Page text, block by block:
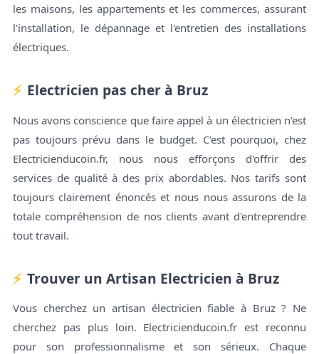
les maisons, les appartements et les commerces, assurant
l’installation, le dépannage et l'entretien des installations
électriques.
Electricien pas cher à Bruz
Nous avons conscience que faire appel à un électricien n'est
pas toujours prévu dans le budget. C'est pourquoi, chez
Electricienducoin.fr, nous nous efforçons d'offrir des
services de qualité à des prix abordables. Nos tarifs sont
toujours clairement énoncés et nous nous assurons de la
totale compréhension de nos clients avant d'entreprendre
tout travail.
Trouver un Artisan Electricien à Bruz
Vous cherchez un artisan électricien fiable à Bruz ? Ne
cherchez pas plus loin. Electricienducoin.fr est reconnu
pour son professionnalisme et son sérieux. Chaque